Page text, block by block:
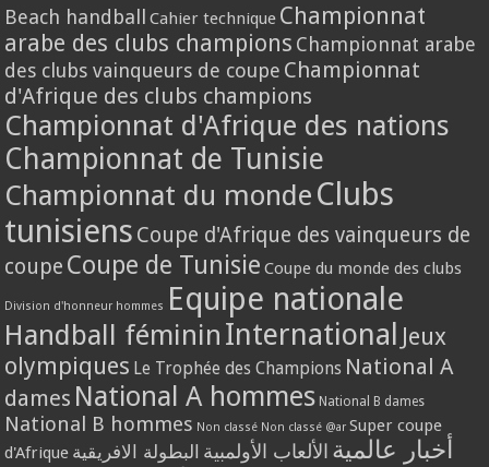
Beach handball Cahier technique Championnat
arabe des clubs champions Championnat arabe
des clubs vainqueurs de coupe Championnat
d'Afrique des clubs champions
Championnat d'Afrique des nations
Championnat de Tunisie
Championnat du monde Clubs
tunisiens Coupe d'Afrique des vainqueurs de
coupe Coupe de Tunisie Coupe du monde des clubs
Division d'honneur hommes Equipe nationale
Handball féminin International Jeux
olympiques Le Trophée des Champions National A
dames National A hommes National B dames
National B hommes Non classé Non classé @ar Super coupe
d'Afrique
أخبار عالمية الألعاب الأولمبية البطولة الافريقية